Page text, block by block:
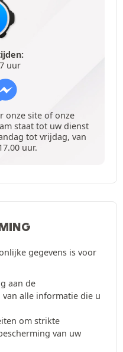
uur
onze site of onze
staat tot uw dienst
tot vrijdag, van
uur.
gegevens is voor
aan de
alle informatie die u
om strikte
van uw